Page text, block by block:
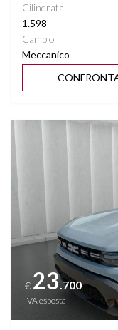
Cilindrata
1.598
Cambio
Meccanico
Vedi dettagli
€ 23.700
IVA esposta